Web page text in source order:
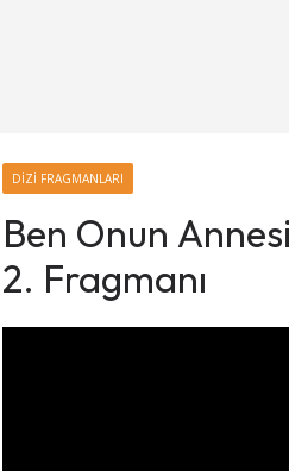
DIZI FRAGMANLARI
Ben Onun
2. Fragmanı